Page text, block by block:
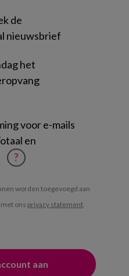
de
nieuwsbrief
het
voor e-mails
en
?
worden toegevoegd aan
ons privacy statement